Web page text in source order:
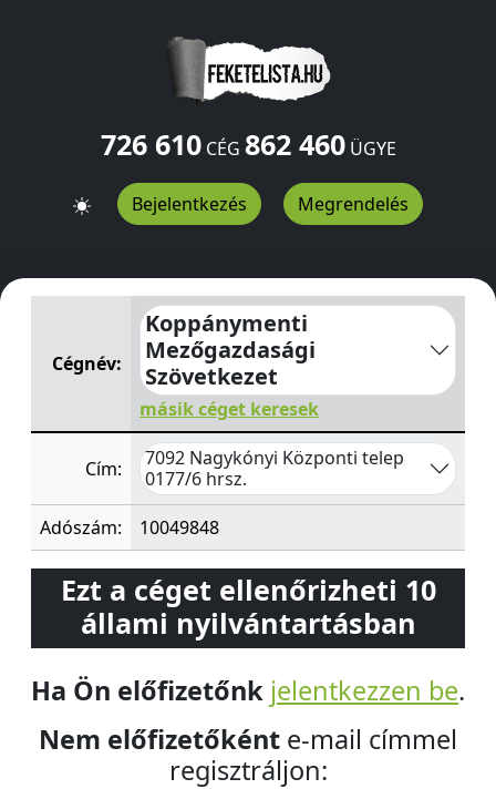
726 610CÉG 862 460ÜGYE
Bejelentkezés Megrendelés
Koppánymenti Mezőgazdasági SzövetkezetKözponti
Cégnév:
Koppánymenti
Mezőgazdasági
Szövetkezet
másik céget keresek
Cím:
7092 Nagykónyi Központi telep
0177/6 hrsz.
Adószám:
10049848
Ezt a céget ellenőrizheti 10
állami nyilvántartásban
Ha Ön előfizetőnk jelentkezzen be.
Nem előfizetőként e-mail címmel
regisztráljon: